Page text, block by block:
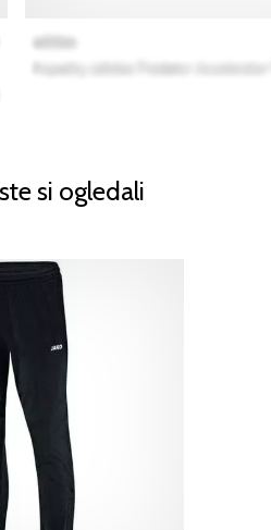
si ogledali